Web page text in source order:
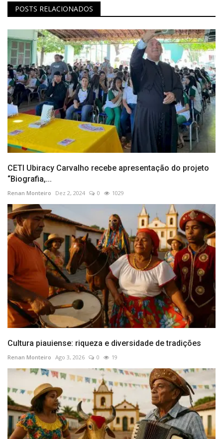
POSTS RELACIONADOS
CETI Ubiracy Carvalho recebe apresentação do projeto
“Biografia,...
Renan Monteiro Dez 2, 2024 0 1029
Cultura piauiense: riqueza e diversidade de tradições
Renan Monteiro Ago 3, 2026 0 19